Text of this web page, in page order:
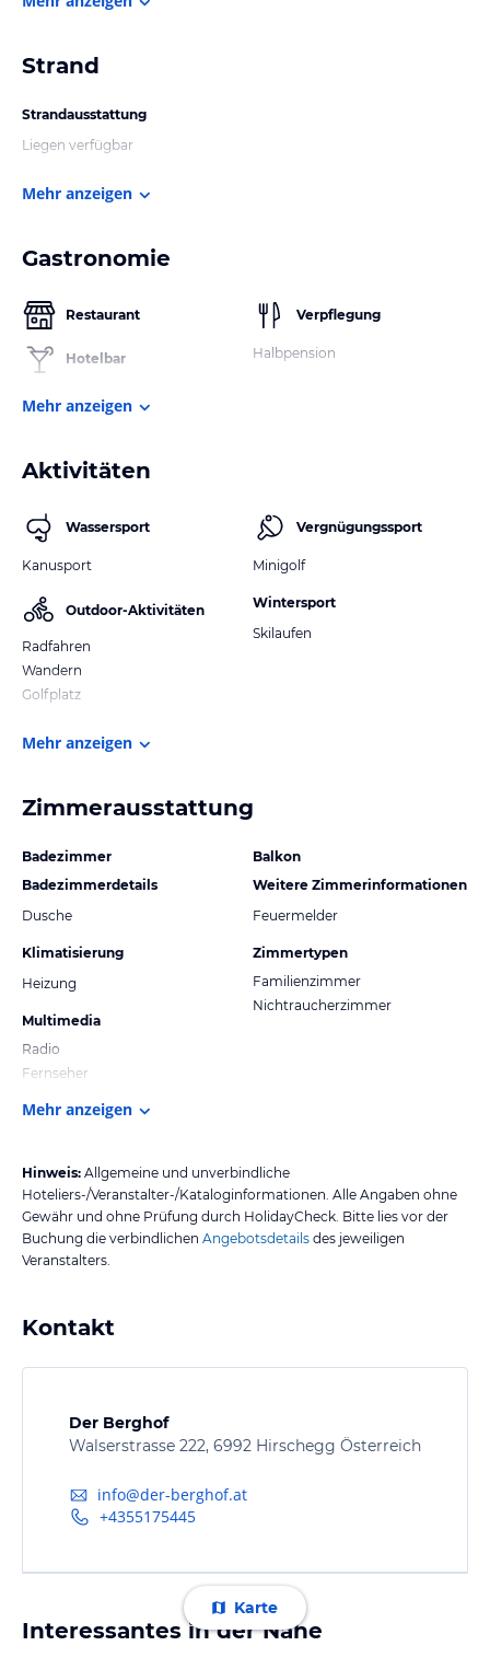
Strand
Strandausstattung
Liegen verfügbar
Mehr anzeigen
Gastronomie
Restaurant
Hotelbar
Verpflegung
Halbpension
Mehr anzeigen
Aktivitäten
Wassersport
Kanusport
Outdoor-Aktivitäten
Radfahren
Wandern
Golfplatz
Vergnügungssport
Minigolf
Wintersport
Skilaufen
Mehr anzeigen
Zimmerausstattung
Badezimmer
Badezimmerdetails
Dusche
Klimatisierung
Heizung
Multimedia
Radio
Fernseher
Balkon
Weitere Zimmerinformationen
Feuermelder
Zimmertypen
Familienzimmer
Nichtraucherzimmer
Mehr anzeigen
Hinweis: Allgemeine und unverbindliche
Hoteliers-/Veranstalter-/Kataloginformationen. Alle Angaben ohne
Gewähr und ohne Prüfung durch HolidayCheck. Bitte lies vor der
Buchung die verbindlichen Angebotsdetails des jeweiligen
Veranstalters.
Kontakt
Der Berghof
Walserstrasse 222, 6992 Hirschegg Österreich
info@der-berghof.at
+4355175445
Karte
Interessantes in der Nähe